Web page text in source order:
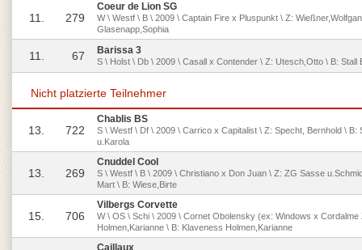
11. 279
Coeur de Lion SG
W \ Westf \ B \ 2009 \ Captain Fire x Pluspunkt \ Z:
Glasenapp,Sophia
11. 67 Barissa 3
S \ Holst \ Db \ 2009 \ Casall x Contender \ Z: Utesch,Otto \ B: Stall
Nicht platzierte Teilnehmer
13. 722
Chablis BS
S \ Westf \ Df \ 2009 \ Carrico x Capitalist \ Z: Specht, Bernhold \ B:
u.Karola
13. 269
Cnuddel Cool
S \ Westf \ B \ 2009 \ Christiano x Don Juan \ Z: ZG Sasse
Mart \ B: Wiese,Birte
15. 706
Vilbergs Corvette
W \ OS \ Schi \ 2009 \ Cornet Obolensky (ex: Windows x
Holmen,Karianne \ B: Klaveness Holmen,Karianne
Caillaux